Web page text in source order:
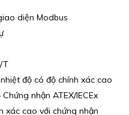
diện Modbus
T
độ có độ chính xác cao
nhận ATEX/IECEx
xác cao với chứng nhận